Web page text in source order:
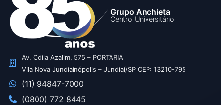
Grupo Anchieta
Centro Universitário
Av. Odila Azalim, 575 – PORTARIA
Vila Nova Jundiainópolis – Jundiaí/SP CEP: 13210-795
(11) 94847-7000
(0800) 772 8445